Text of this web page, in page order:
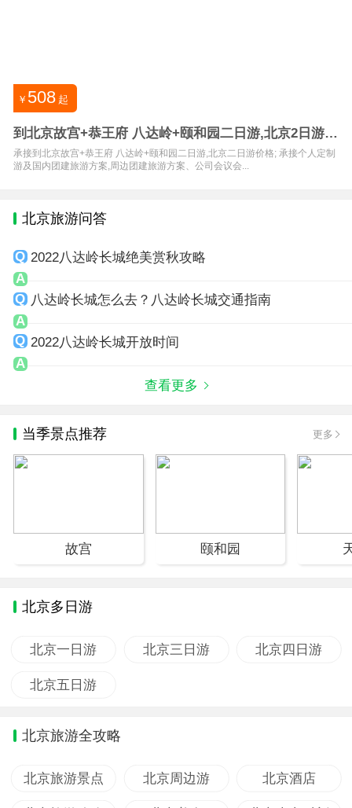
￥ 508 起
到北京故宫+恭王府 八达岭+颐和园二日游,北京2日游价
格
承接到北京故宫+恭王府 八达岭+颐和园二日游,北京二日游价格; 承接个人定制
游及国内团建旅游方案,周边团建旅游方案、公司会议会...
北京旅游问答
2022八达岭长城绝美赏秋攻略
八达岭长城怎么去？八达岭长城交通指南
2022八达岭长城开放时间
查看更多
当季景点推荐 更多
故宫 颐和园
北京多日游
北京一日游 北京三日游 北京四日游
北京五日游
北京旅游全攻略
北京旅游景点 北京周边游 北京酒店